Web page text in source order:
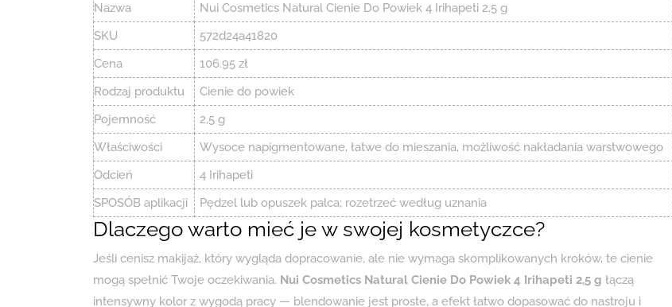
Nazwa
Nui Cosmetics Natural Cienie Do Powiek 4 Irihapeti 2,5 g
SKU
572d24a41820
Cena
106.95 zł
Rodzaj produktu
Cienie do powiek
Pojemność
2,5 g
Właściwości
Wysoce napigmentowane, łatwe do mieszania, możliwość nakładania warstwowego
Odcień
4 Irihapeti
SPOSÓB aplikacji
Pędzel lub opuszek palca; rozetrzeć według uznania
Dlaczego warto mieć je w swojej kosmetyczce?
Jeśli cenisz makijaż, który wygląda dopracowanie, ale nie wymaga skomplikowanych kroków, te cienie
mogą spełnić Twoje oczekiwania. Nui Cosmetics Natural Cienie Do Powiek 4 Irihapeti 2,5 g łączą
intensywny kolor z wygodą pracy — blendowanie jest proste, a efekt łatwo dopasować do nastroju i